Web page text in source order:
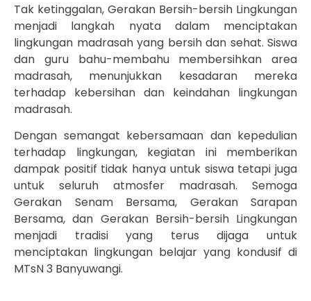
Tak ketinggalan, Gerakan Bersih-bersih Lingkungan
menjadi langkah nyata dalam menciptakan
lingkungan madrasah yang bersih dan sehat. Siswa
dan guru bahu-membahu membersihkan area
madrasah, menunjukkan kesadaran mereka
terhadap kebersihan dan keindahan lingkungan
madrasah.
Dengan semangat kebersamaan dan kepedulian
terhadap lingkungan, kegiatan ini memberikan
dampak positif tidak hanya untuk siswa tetapi juga
untuk seluruh atmosfer madrasah. Semoga
Gerakan Senam Bersama, Gerakan Sarapan
Bersama, dan Gerakan Bersih-bersih Lingkungan
menjadi tradisi yang terus dijaga untuk
menciptakan lingkungan belajar yang kondusif di
MTsN 3 Banyuwangi.